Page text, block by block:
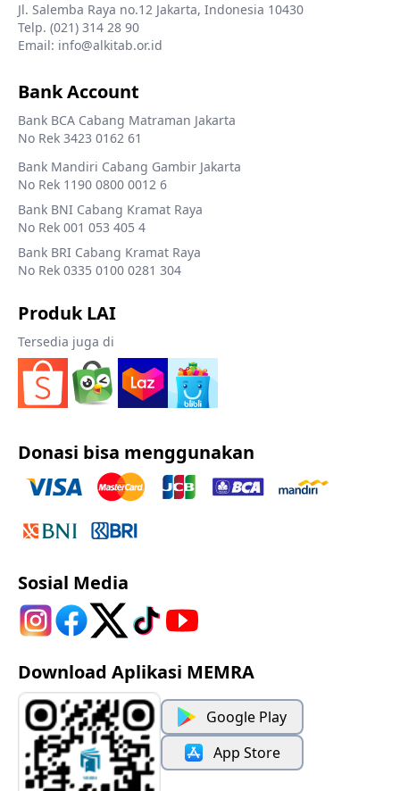
Jl. Salemba Raya no.12 Jakarta, Indonesia 10430
Telp. (021) 314 28 90
Email: info@alkitab.or.id
Bank Account
Bank BCA Cabang Matraman Jakarta
No Rek 3423 0162 61
Bank Mandiri Cabang Gambir Jakarta
No Rek 1190 0800 0012 6
Bank BNI Cabang Kramat Raya
No Rek 001 053 405 4
Bank BRI Cabang Kramat Raya
No Rek 0335 0100 0281 304
Produk LAI
Tersedia juga di
Donasi bisa menggunakan
Sosial Media
Download Aplikasi MEMRA
Google Play
App Store